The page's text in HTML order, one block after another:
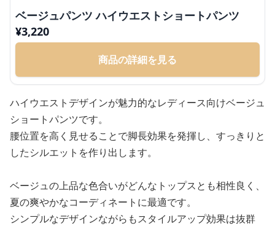
ベージュパンツ ハイウエストショートパンツ
¥3,220
商品の詳細を見る
ハイウエストデザインが魅力的なレディース向けベージュ
ショートパンツです。
腰位置を高く見せることで脚長効果を発揮し、すっきりと
したシルエットを作り出します。
ベージュの上品な色合いがどんなトップスとも相性良く、
夏の爽やかなコーディネートに最適です。
シンプルなデザインながらもスタイルアップ効果は抜群